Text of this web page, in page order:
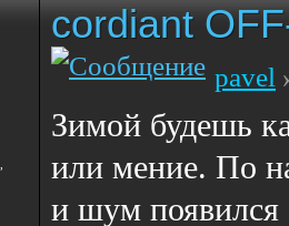
cordiant
pavel
Зимой будешь
или мение. По
и шум появился